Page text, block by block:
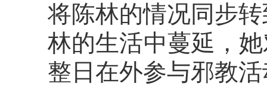
将陈林的情况同步
林的生活中蔓延，
整日在外参与邪教